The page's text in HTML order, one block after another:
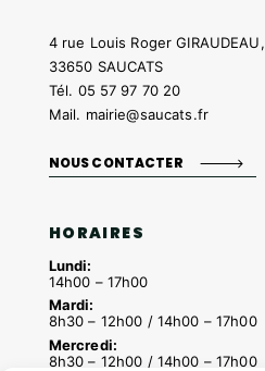
4 rue Louis Roger GIRAUDEAU,
33650 SAUCATS
Tél. 05 57 97 70 20
Mail. mairie@saucats.fr
NOUS CONTACTER
HORAIRES
Lundi:
14h00 – 17h00
Mardi:
8h30 – 12h00 / 14h00 – 17h00
Mercredi:
8h30 – 12h00 / 14h00 – 17h00